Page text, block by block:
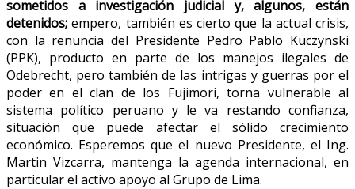
sometidos a investigación judicial y, algunos, están
detenidos; empero, también es cierto que la actual crisis,
con la renuncia del Presidente Pedro Pablo Kuczynski
(PPK), producto en parte de los manejos ilegales de
Odebrecht, pero también de las intrigas y guerras por el
poder en el clan de los Fujimori, torna vulnerable al
sistema político peruano y le va restando confianza,
situación que puede afectar el sólido crecimiento
económico. Esperemos que el nuevo Presidente, el Ing.
Martin Vizcarra, mantenga la agenda internacional, en
particular el activo apoyo al Grupo de Lima.